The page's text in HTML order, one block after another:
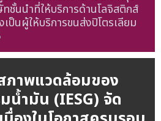
ชั้นนำที่ให้บริการด้านโลจิสติกส์
ป็นผู้ให้บริการขนส่งปิโตรเลียม
าพแวดล้อมของ
น้ำมัน (IESG) จัด